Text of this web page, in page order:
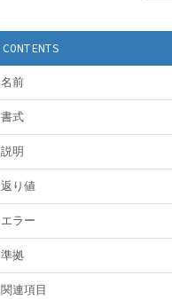
CONTENTS
名前
書式
説明
返り値
エラー
準拠
関連項目